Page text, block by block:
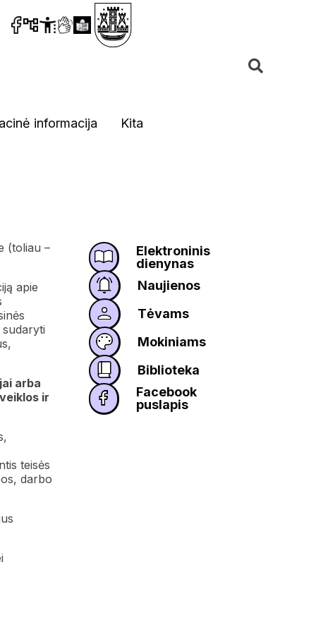
informacija Kita
(toliau –
apie
arba
ir
teisės
darbo
Elektroninis
dienynas
Naujienos
Tėvams
Mokiniams
Biblioteka
Facebook
puslapis